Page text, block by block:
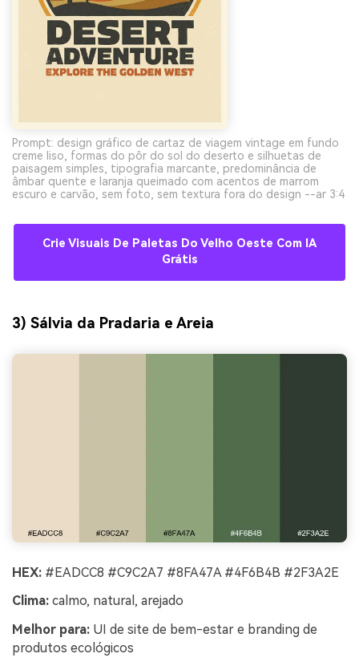
Prompt: design gráfico de cartaz de viagem vintage em fundo
creme liso, formas do pôr do sol do deserto e silhuetas de
paisagem simples, tipografia marcante, predominância de
âmbar quente e laranja queimado com acentos de marrom
escuro e carvão, sem foto, sem textura fora do design --ar 3:4
Crie Visuais De Paletas Do Velho Oeste Com IA
Grátis
3) Sálvia da Pradaria e Areia
HEX: #EADCC8 #C9C2A7 #8FA47A #4F6B4B #2F3A2E
Clima: calmo, natural, arejado
Melhor para: UI de site de bem-estar e branding de
produtos ecológicos